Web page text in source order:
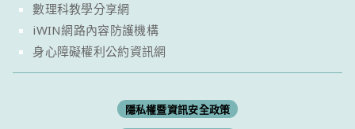
數理科教學分享網
iWIN網路內容防護機構
身心障礙權利公約資訊網
隱私權暨資訊安全政策